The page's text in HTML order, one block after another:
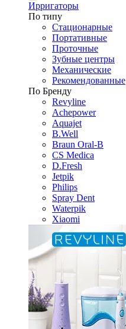
Ирригаторы
По типу
Стационарные
Портативные
Проточные
Зубные центры
Механические
Рекомендованные
По Бренду
Revyline
Achepower
Aquajet
B.Well
Braun Oral-B
CS Medica
D.Fresh
Jetpik
Philips
Spray Dent
Waterpik
Xiaomi